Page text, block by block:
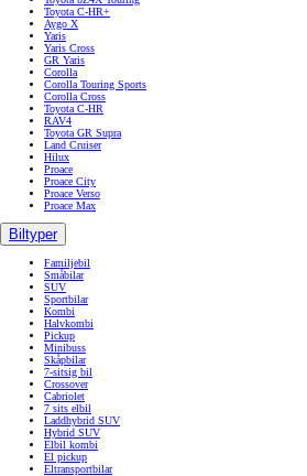
Toyota C-HR+
Aygo X
Yaris
Yaris Cross
GR Yaris
Corolla
Corolla Touring Sports
Corolla Cross
Toyota C-HR
RAV4
Toyota GR Supra
Land Cruiser
Hilux
Proace
Proace City
Proace Verso
Proace Max
Biltyper
Familjebil
Småbilar
SUV
Sportbilar
Kombi
Halvkombi
Pickup
Minibuss
Skåpbilar
7-sitsig bil
Crossover
Cabriolet
7 sits elbil
Laddhybrid SUV
Hybrid SUV
Elbil kombi
El pickup
Eltransportbilar